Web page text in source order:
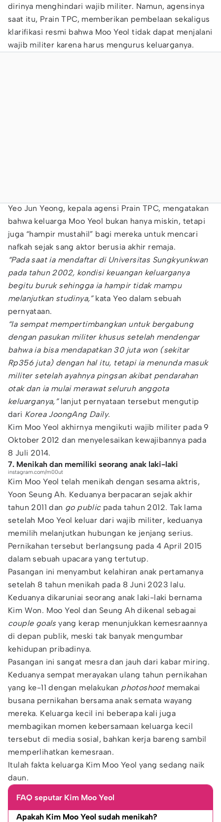
dirinya menghindari wajib militer. Namun, agensinya
saat itu, Prain TPC, memberikan pembelaan sekaligus
klarifikasi resmi bahwa Moo Yeol tidak dapat menjalani
wajib militer karena harus mengurus keluarganya.
Yeo Jun Yeong, kepala agensi Prain TPC, mengatakan
bahwa keluarga Moo Yeol bukan hanya miskin, tetapi
juga “hampir mustahil” bagi mereka untuk mencari
nafkah sejak sang aktor berusia akhir remaja.
“Pada saat ia mendaftar di Universitas Sungkyunkwan
pada tahun 2002, kondisi keuangan keluarganya
begitu buruk sehingga ia hampir tidak mampu
melanjutkan studinya,” kata Yeo dalam sebuah
pernyataan.
“Ia sempat mempertimbangkan untuk bergabung
dengan pasukan militer khusus setelah mendengar
bahwa ia bisa mendapatkan 30 juta won (sekitar
Rp356 juta) dengan hal itu, tetapi ia menunda masuk
militer setelah ayahnya pingsan akibat pendarahan
otak dan ia mulai merawat seluruh anggota
keluarganya,” lanjut pernyataan tersebut mengutip
dari Korea JoongAng Daily.
Kim Moo Yeol akhirnya mengikuti wajib militer pada 9
Oktober 2012 dan menyelesaikan kewajibannya pada
8 Juli 2014.
7. Menikah dan memiliki seorang anak laki-laki
instagram.com/m00ut
Kim Moo Yeol telah menikah dengan sesama aktris,
Yoon Seung Ah. Keduanya berpacaran sejak akhir
tahun 2011 dan go publicpada tahun 2012. Tak lama
setelah Moo Yeol keluar dari wajib militer, keduanya
memilih melanjutkan hubungan ke jenjang serius.
Pernikahan tersebut berlangsung pada 4 April 2015
dalam sebuah upacara yang tertutup.
Pasangan ini menyambut kelahiran anak pertamanya
setelah 8 tahun menikah pada 8 Juni 2023 lalu.
Keduanya dikaruniai seorang anak laki-laki bernama
Kim Won. Moo Yeol dan Seung Ah dikenal sebagai
couple goalsyang kerap menunjukkan kemesraannya
di depan publik, meski tak banyak mengumbar
kehidupan pribadinya.
Pasangan ini sangat mesra dan jauh dari kabar miring.
Keduanya sempat merayakan ulang tahun pernikahan
yang ke-11 dengan melakukan photoshoot memakai
busana pernikahan bersama anak semata wayang
mereka. Keluarga kecil ini beberapa kali juga
membagikan momen kebersamaan keluarga kecil
tersebut di media sosial, bahkan kerja bareng sambil
memperlihatkan kemesraan.
Itulah fakta keluarga Kim Moo Yeol yang sedang naik
daun.
FAQ seputar Kim Moo Yeol
Apakah Kim Moo Yeol sudah menikah?